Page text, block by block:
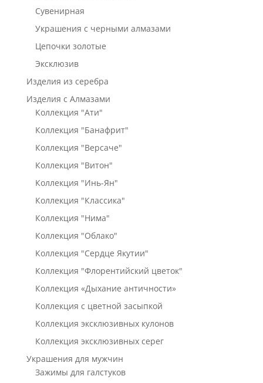
Сувенирная
Украшения с черными алмазами
Цепочки золотые
Эксклюзив
Изделия из серебра
Изделия с Алмазами
Коллекция "Ати"
Коллекция "Банафрит"
Коллекция "Версаче"
Коллекция "Витон"
Коллекция "Инь-Ян"
Коллекция "Классика"
Коллекция "Нима"
Коллекция "Облако"
Коллекция "Сердце Якутии"
Коллекция "Флорентийский цветок"
Коллекция «Дыхание античности»
Коллекция с цветной засыпкой
Коллекция эксклюзивных кулонов
Коллекция эксклюзивных серег
Украшения для мужчин
Зажимы для галстуков